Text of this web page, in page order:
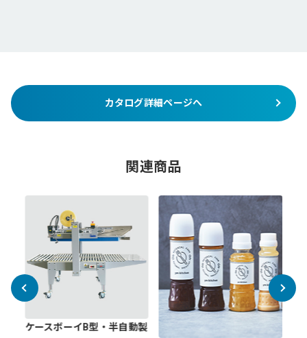
カタログ詳細ページへ
関連商品
ケースボーイB型・半自動製